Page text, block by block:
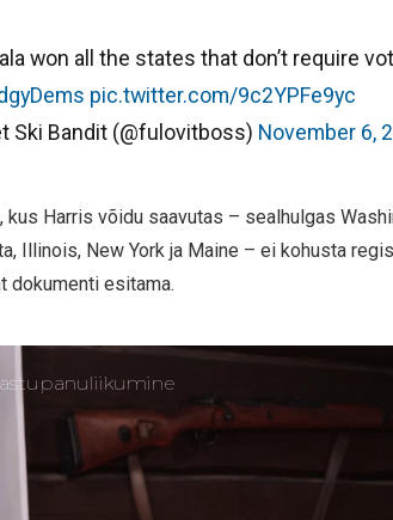
won all the states that don’t require
pic.twitter.com/9c2YPFe9yc
Ski Bandit (@fulovitboss) November 6,
kus Harris võidu saavutas – sealhulgas
Illinois, New York ja Maine – ei kohusta
dokumenti esitama.